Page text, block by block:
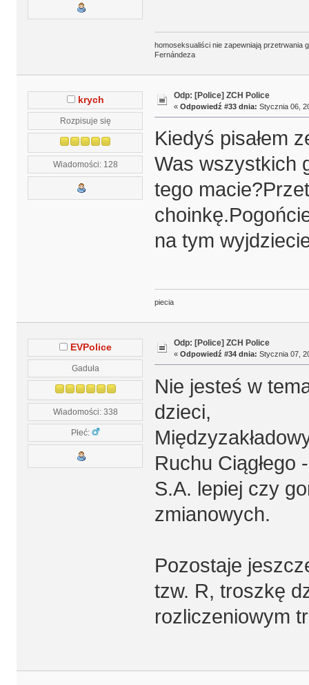
homoseksualiści nie zapewniają przetrwania
Fernándeza
krych
Rozpisuje się
Wiadomości: 128
Odp: [Police] ZCH Police
« Odpowiedź #33 dnia: Stycznia 06,
Kiedyś pisałem
Was wszystkich
tego
na tym
piecia
EVPolice
Gaduła
Wiadomości: 338
Płeć:
Odp: [Police] ZCH Police
« Odpowiedź #34 dnia: Stycznia 07,
Nie jesteś w
dzieci,
Ruchu Ciągłego
S.A. lepiej czy
zmianowych.
Pozostaje
tzw. R, troszkę
rozliczeniowym